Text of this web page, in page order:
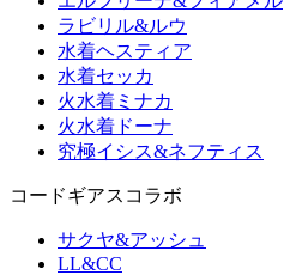
ラビリル&ルウ
水着ヘスティア
水着セッカ
火水着ミナカ
火水着ドーナ
究極イシス&ネフティス
コードギアスコラボ
サクヤ&アッシュ
LL&CC